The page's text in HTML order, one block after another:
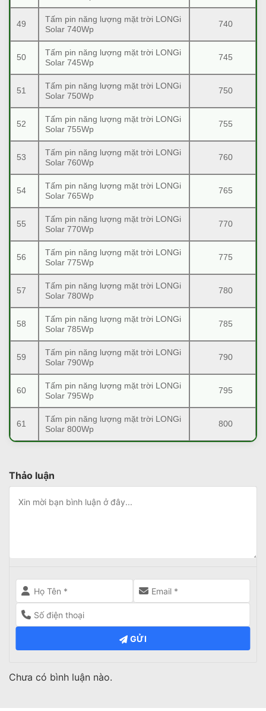
49
Tấm pin năng lượng mặt trời LONGi
Solar 740Wp
740
50
Tấm pin năng lượng mặt trời LONGi
Solar 745Wp
745
51
Tấm pin năng lượng mặt trời LONGi
Solar 750Wp
750
52
Tấm pin năng lượng mặt trời LONGi
Solar 755Wp
755
53
Tấm pin năng lượng mặt trời LONGi
Solar 760Wp
760
54
Tấm pin năng lượng mặt trời LONGi
Solar 765Wp
765
55
Tấm pin năng lượng mặt trời LONGi
Solar 770Wp
770
56
Tấm pin năng lượng mặt trời LONGi
Solar 775Wp
775
57
Tấm pin năng lượng mặt trời LONGi
Solar 780Wp
780
58
Tấm pin năng lượng mặt trời LONGi
Solar 785Wp
785
59
Tấm pin năng lượng mặt trời LONGi
Solar 790Wp
790
60
Tấm pin năng lượng mặt trời LONGi
Solar 795Wp
795
61
Tấm pin năng lượng mặt trời LONGi
Solar 800Wp
800
Thảo luận
GỬI
Chưa có bình luận nào.